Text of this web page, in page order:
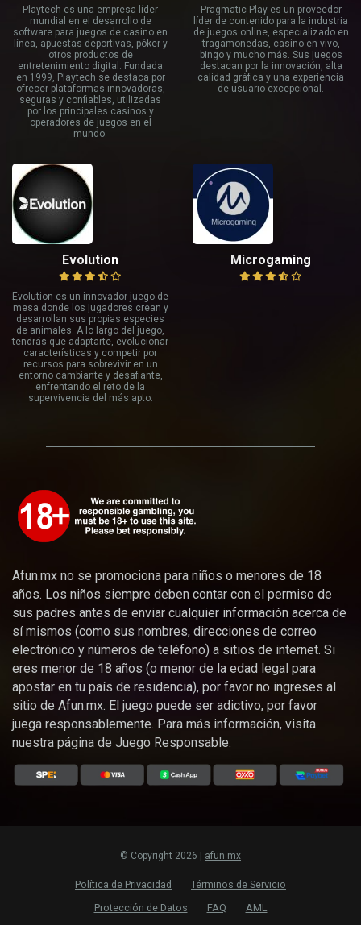
Playtech es una empresa líder
mundial en el desarrollo de
software para juegos de casino en
línea, apuestas deportivas, póker y
otros productos de
entretenimiento digital. Fundada
en 1999, Playtech se destaca por
ofrecer plataformas innovadoras,
seguras y confiables, utilizadas
por los principales casinos y
operadores de juegos en el
mundo.
Pragmatic Play es un proveedor
líder de contenido para la industria
de juegos online, especializado en
tragamonedas, casino en vivo,
bingo y mucho más. Sus juegos
destacan por la innovación, alta
calidad gráfica y una experiencia
de usuario excepcional.
Evolution
Evolution es un innovador juego de
mesa donde los jugadores crean y
desarrollan sus propias especies
de animales. A lo largo del juego,
tendrás que adaptarte, evolucionar
características y competir por
recursos para sobrevivir en un
entorno cambiante y desafiante,
enfrentando el reto de la
supervivencia del más apto.
Microgaming
Afun.mx no se promociona para niños o menores de 18
años. Los niños siempre deben contar con el permiso de
sus padres antes de enviar cualquier información acerca de
sí mismos (como sus nombres, direcciones de correo
electrónico y números de teléfono) a sitios de internet. Si
eres menor de 18 años (o menor de la edad legal para
apostar en tu país de residencia), por favor no ingreses al
sitio de Afun.mx. El juego puede ser adictivo, por favor
juega responsablemente. Para más información, visita
nuestra página de Juego Responsable.
© Copyright 2026 | afun mx
Política de Privacidad
Términos de Servicio
Protección de Datos
FAQ AML